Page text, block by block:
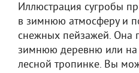
Иллюстрация сугробы
в зимнюю атмосферу и
снежных пейзажей. Она
зимнюю деревню или на
лесной тропинке. Вы